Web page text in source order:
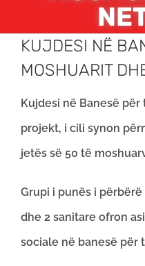
KUJDESI NË
MOSHUARIT
Kujdesi në Banesë
projekt, i cili synon
jetës së 50 të
Grupi i punës i
dhe 2 sanitare ofron
sociale në banesë për